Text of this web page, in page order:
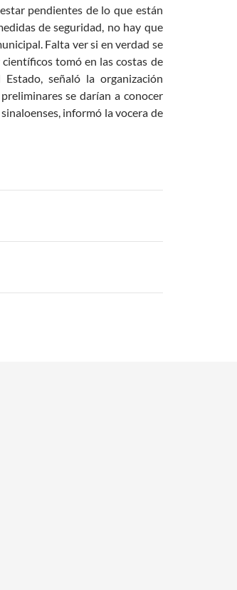
pendientes de lo que están
de seguridad, no hay que
Falta ver si en verdad se
tomó en las costas de
señaló la organización
se darían a conocer
informó la vocera de